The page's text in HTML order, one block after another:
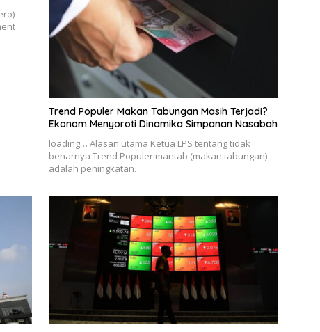
Trend Populer Makan Tabungan Masih Terjadi?
Ekonom Menyoroti Dinamika Simpanan Nasabah
loading… Alasan utama Ketua LPS tentang tidak
benarnya Trend Populer mantab (makan tabungan)
adalah peningkatan…